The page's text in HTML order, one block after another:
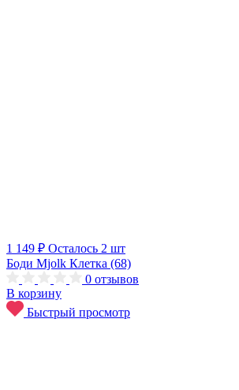
1 149 ₽ Осталось 2 шт
Боди Mjolk Клетка (68)
0 отзывов
В корзину
Быстрый просмотр